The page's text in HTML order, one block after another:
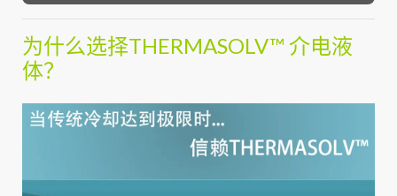
为什么选择THERMASOLV™ 介电液
体？